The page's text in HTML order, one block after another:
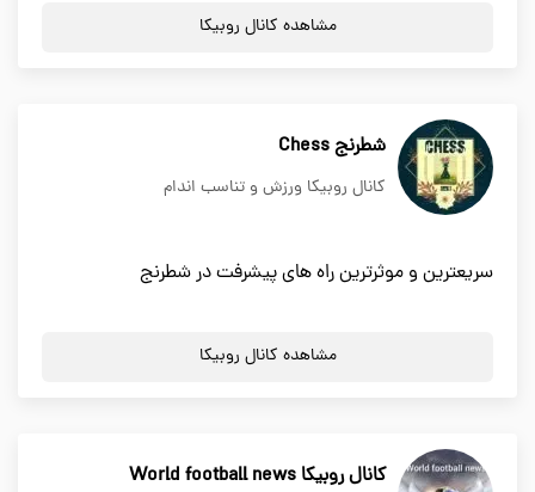
مشاهده کانال روبیکا
شطرنج Chess
کانال روبیکا ورزش و تناسب اندام
سریعترین و موثرترین راه های پیشرفت در شطرنج
مشاهده کانال روبیکا
کانال روبیکا World football news